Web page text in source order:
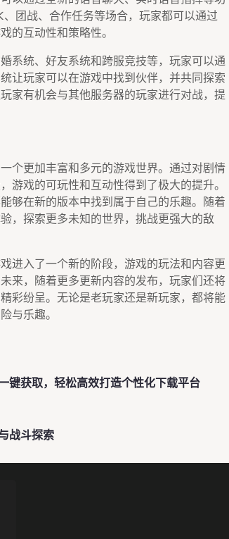
团战、合作任务等场合，玩家都可以通过
的互动性和策略性。
系统、好友系统和跨服竞技等，玩家可以通
让玩家可以在游戏中找到伙伴，并共同探索
家有机会与其他服务器的玩家进行对战，提
个更加丰富和多元的游戏世界。通过对剧情
游戏的可玩性和互动性得到了极大的提升。
够在新的版本中找到属于自己的乐趣。随着
，探索更多未知的世界，挑战更强大的敌
进入了一个新的阶段，游戏的玩法和内容更
来，随着更多更新内容的发布，玩家们还将
彩纷呈。无论是老玩家还是新玩家，都将能
与乐趣。
键获取，轻松高效打造个性化下载平台
战斗探索